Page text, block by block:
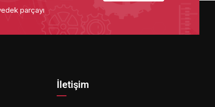
parçayı
İletişim